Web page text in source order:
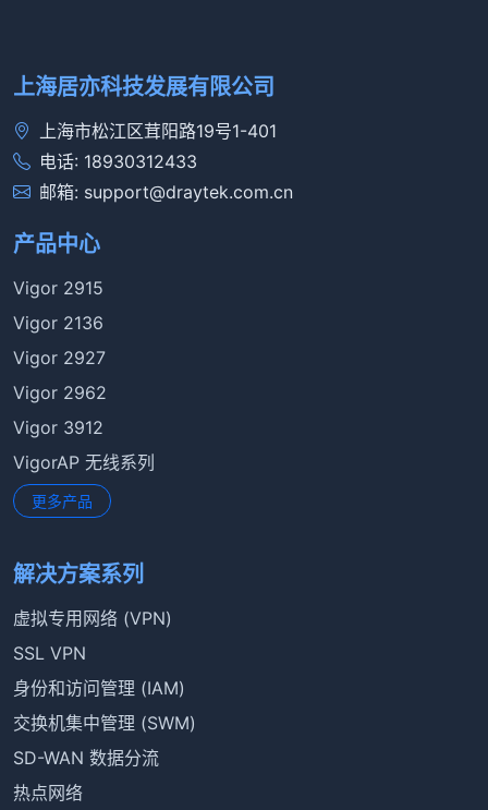
上海居亦科技发展有限公司
上海市松江区茸阳路19号1-401
电话: 18930312433
邮箱: support@draytek.com.cn
产品中心
Vigor 2915
Vigor 2136
Vigor 2927
Vigor 2962
Vigor 3912
VigorAP 无线系列
更多产品
解决方案系列
虚拟专用网络 (VPN)
SSL VPN
身份和访问管理 (IAM)
交换机集中管理 (SWM)
SD-WAN 数据分流
热点网络